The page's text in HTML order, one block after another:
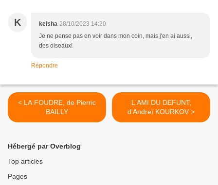
K keisha 28/10/2023 14:20
Je ne pense pas en voir dans mon coin, mais j'en ai aussi,
des oiseaux!
Répondre
< LA FOUDRE, de Pierric
BAILLY
L'AMI DU DEFUNT,
d'Andreï KOURKOV >
Hébergé par Overblog
Top articles
Pages